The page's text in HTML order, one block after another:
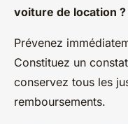
voiture de location ?
Prévenez
Constituez un
conservez tous les
remboursements.